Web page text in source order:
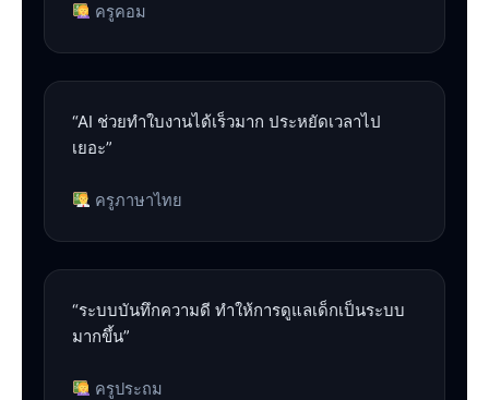
ครูคอม
“AI ช่วยทำใบงานได้เร็วมาก ประหยัดเวลาไป
เยอะ”
ครูภาษาไทย
“ระบบบันทึกความดี ทำให้การดูแลเด็กเป็นระบบ
มากขึ้น”
ครูประถม